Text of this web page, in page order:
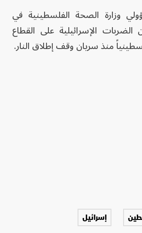
وزارة الصحة الفلسطينية في
الإسرائيلية على القطاع
إسرائيل